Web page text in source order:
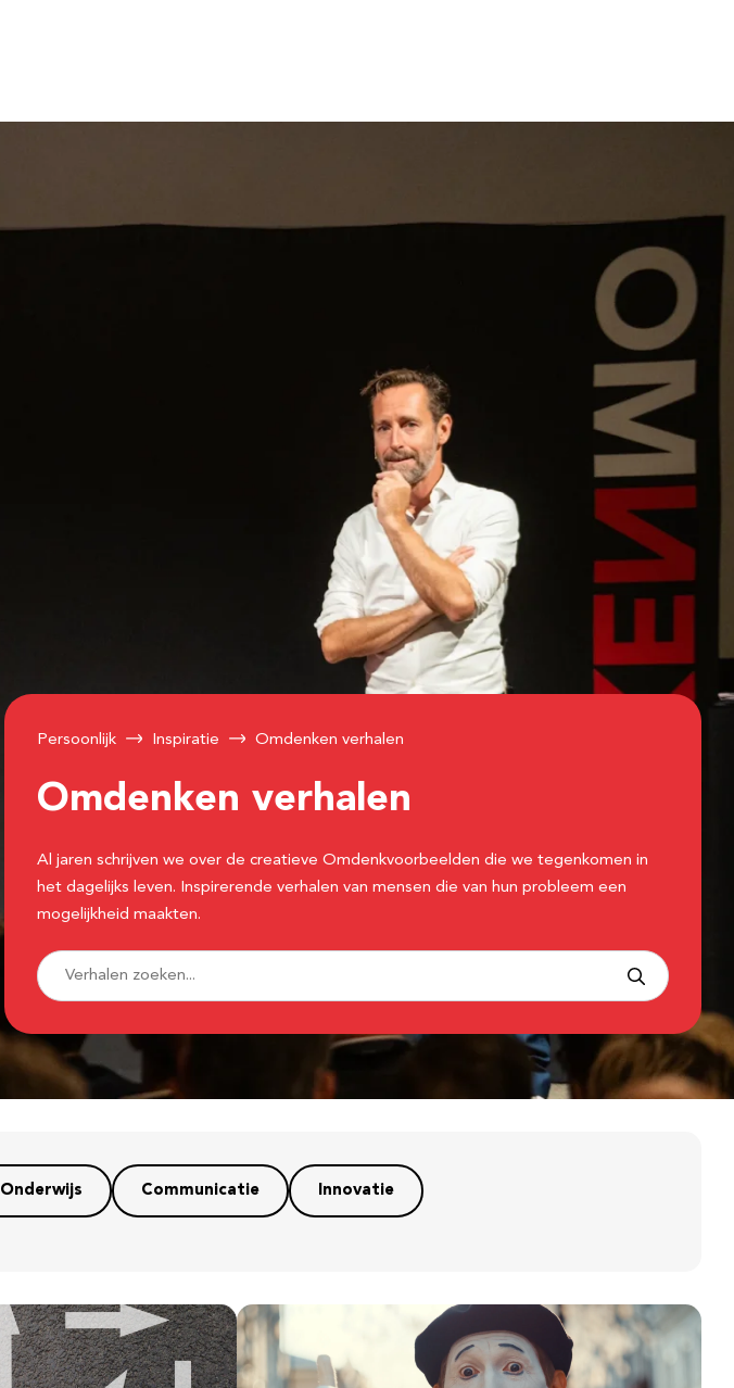
Persoonlijk Inspiratie Omdenken verhalen
Omdenken verhalen
Al jaren schrijven we over de creatieve Omdenkvoorbeelden die we tegenkomen in
het dagelijks leven. Inspirerende verhalen van mensen die van hun probleem een
mogelijkheid maakten.
Onderwijs Communicatie Innovatie